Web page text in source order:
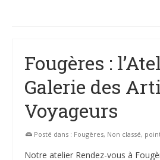
Fougères :
Galerie des
Voyageurs
Posté dans : Fougères, Non classé,
Notre atelier Rendez-vous à